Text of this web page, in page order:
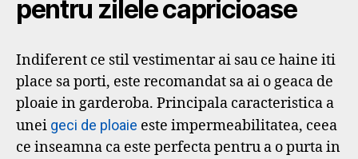
pentru zilele capricioase
Indiferent ce stil vestimentar ai sau ce haine iti
place sa porti, este recomandat sa ai o geaca de
ploaie in garderoba. Principala caracteristica a
unei geci de ploaie este impermeabilitatea, ceea
ce inseamna ca este perfecta pentru a o purta in